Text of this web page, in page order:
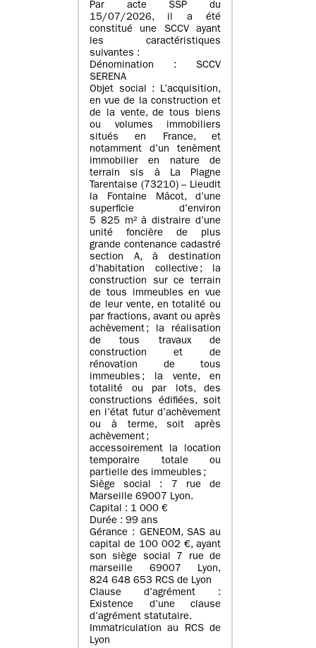
Par acte SSP du
15/07/2026, il a été
constitué une SCCV ayant
les caractéristiques
suivantes :
Dénomination : SCCV
SERENA
Objet social : L’acquisition,
en vue de la construction et
de la vente, de tous biens
ou volumes immobiliers
situés en France, et
notamment d’un tenèment
immobilier en nature de
terrain sis à La Plagne
Tarentaise (73210) – Lieudit
la Fontaine Mâcot, d’une
superficie d’environ
5 825 m² à distraire d’une
unité foncière de plus
grande contenance cadastré
section A, à destination
d’habitation collective ; la
construction sur ce terrain
de tous immeubles en vue
de leur vente, en totalité ou
par fractions, avant ou après
achèvement ; la réalisation
de tous travaux de
construction et de
rénovation de tous
immeubles ; la vente, en
totalité ou par lots, des
constructions édifiées, soit
en l’état futur d’achèvement
ou à terme, soit après
achèvement ;
accessoirement la location
temporaire totale ou
partielle des immeubles ;
Siège social : 7 rue de
Marseille 69007 Lyon.
Capital : 1 000 €
Durée : 99 ans
Gérance : GENEOM, SAS au
capital de 100 002 €, ayant
son siège social 7 rue de
marseille 69007 Lyon,
824 648 653 RCS de Lyon
Clause d’agrément :
Existence d’une clause
d’agrément statutaire.
Immatriculation au RCS de
Lyon